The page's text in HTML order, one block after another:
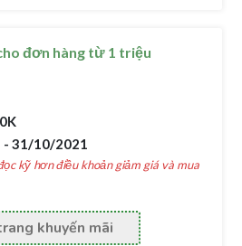
đơn hàng từ 1 triệu
31/10/2021
kỹ hơn điều khoản giảm giá và mua
khuyến mãi